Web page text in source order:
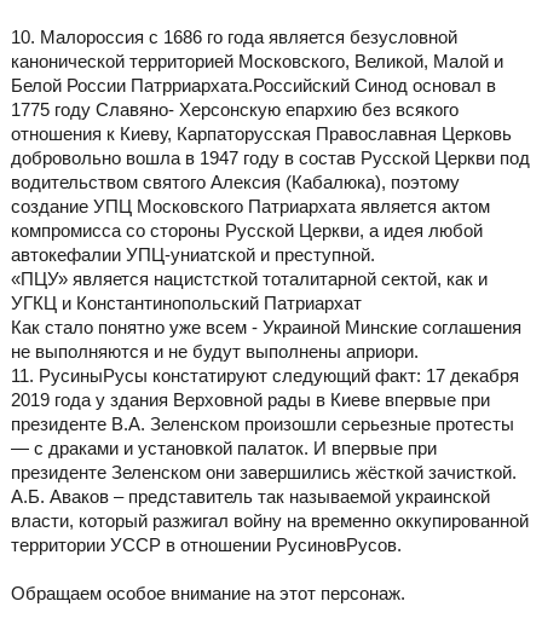
10. Малороссия с 1686 го года является безусловной
канонической территорией Московского, Великой, Малой и
Белой России Патрриархата.Российский Синод основал в
1775 году Славяно- Херсонскую епархию без всякого
отношения к Киеву, Карпаторусская Православная Церковь
добровольно вошла в 1947 году в состав Русской Церкви под
водительством святого Алексия (Кабалюка), поэтому
создание УПЦ Московского Патриархата является актом
компромисса со стороны Русской Церкви, а идея любой
автокефалии УПЦ-униатской и преступной.
«ПЦУ» является нацистсткой тоталитарной сектой, как и
УГКЦ и Константинопольский Патриархат
Как стало понятно уже всем - Украиной Минские соглашения
не выполняются и не будут выполнены априори.
11. РусиныРусы констатируют следующий факт: 17 декабря
2019 года у здания Верховной рады в Киеве впервые при
президенте В.А. Зеленском произошли серьезные протесты
— с драками и установкой палаток. И впервые при
президенте Зеленском они завершились жёсткой зачисткой.
А.Б. Аваков – представитель так называемой украинской
власти, который разжигал войну на временно оккупированной
территории УССР в отношении РусиновРусов.
Обращаем особое внимание на этот персонаж.